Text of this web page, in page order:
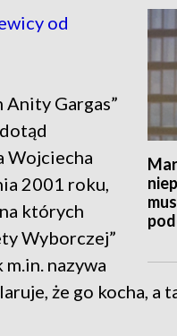
od
Gargas”
Wojciecha
2001 roku,
których
Wyborczej”
nazywa
że go kocha, a